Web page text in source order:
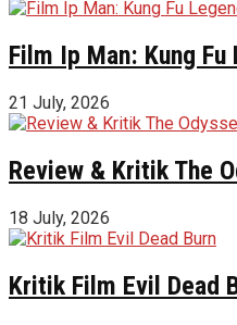
Film Ip Man: Kung Fu
21 July, 2026
Review & Kritik The
18 July, 2026
Kritik Film Evil Dead